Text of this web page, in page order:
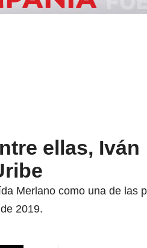
ellas, Iván
Merlano como una de las
2019.